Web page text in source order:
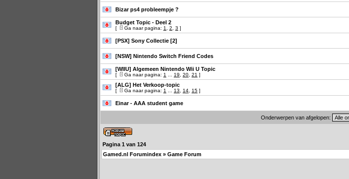
Bizar ps4 probleempje ?
Budget Topic - Deel 2
[ Ga naar pagina: 1 2 3 ]
[PSX] Sony Collectie [2]
[NSW] Nintendo Switch Friend Codes
[WIIU] Algemeen Nintendo Wii U Topic
[ Ga naar pagina: 1 19 20 21 ]
[ALG] Het Verkoop-topic
[ Ga naar pagina: 1 13 14 15 ]
Einar - AAA student game
Onderwerpen van afgelopen:
Pagina 1 van 124
Gamed.nl Forumindex » Game Forum